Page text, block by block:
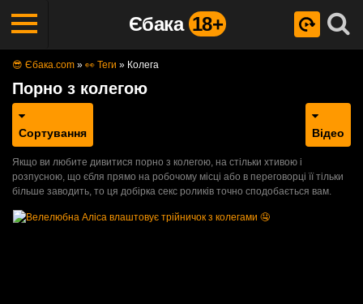
Єбака 18+
😎 Єбака.com » 👀 Теги » Колега
Порно з колегою
Сортування Відео
Якщо ви любите дивитися порно з колегою, на стільки хтивою і
розпусною, що єбля прямо на робочому місці або в переговорці її тільки
більше заводить, то ця добірка секс роликів точно сподобається вам.